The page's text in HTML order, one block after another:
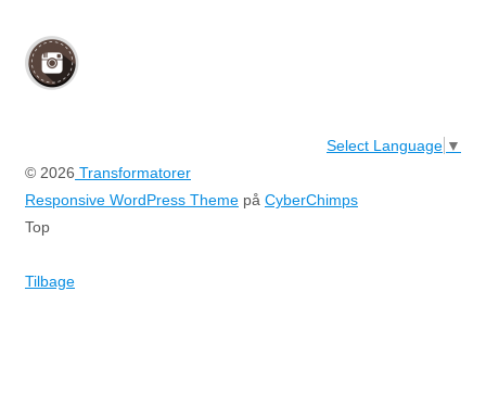
Select Language ▼
© 2026 Transformatorer
Responsive WordPress Theme på CyberChimps
Top
Tilbage